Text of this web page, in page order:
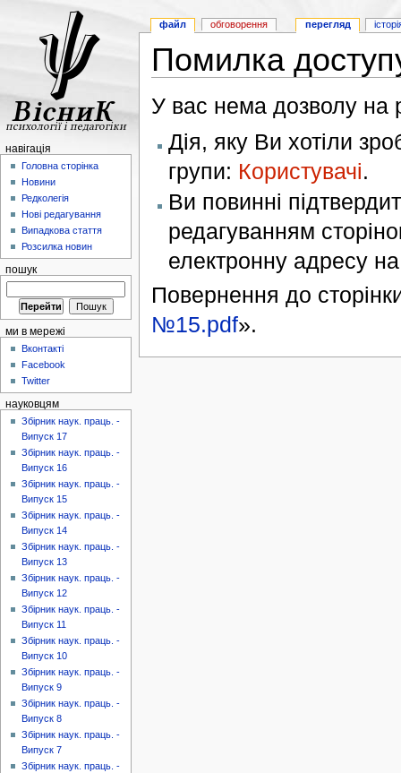
Помилка
У вас нема дозволу на
Дія, яку Ви хотіли
групи: Користувачі.
Ви повинні
редагуванням
електронну адресу
Повернення до
№15.pdf».
файл обговорення перегляд
навігація
Головна сторінка
Новини
Редколегія
Нові редагування
Випадкова стаття
Розсилка новин
пошук
ми в мережі
Вконтакті
Facebook
Twitter
науковцям
Збірник наук. праць. -
Випуск 17
Збірник наук. праць. -
Випуск 16
Збірник наук. праць. -
Випуск 15
Збірник наук. праць. -
Випуск 14
Збірник наук. праць. -
Випуск 13
Збірник наук. праць. -
Випуск 12
Збірник наук. праць. -
Випуск 11
Збірник наук. праць. -
Випуск 10
Збірник наук. праць. -
Випуск 9
Збірник наук. праць. -
Випуск 8
Збірник наук. праць. -
Випуск 7
Збірник наук. праць. -